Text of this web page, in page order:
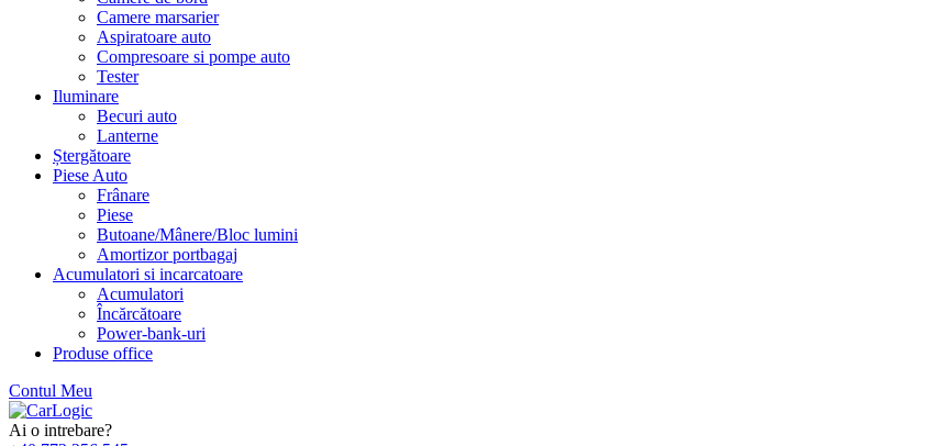
Camere marsarier
Aspiratoare auto
Compresoare si pompe auto
Tester
Iluminare
Becuri auto
Lanterne
Ștergătoare
Piese Auto
Frânare
Piese
Butoane/Mânere/Bloc lumini
Amortizor portbagaj
Acumulatori si incarcatoare
Acumulatori
Încărcătoare
Power-bank-uri
Produse office
Contul Meu
Skip
to
Ai o intrebare?